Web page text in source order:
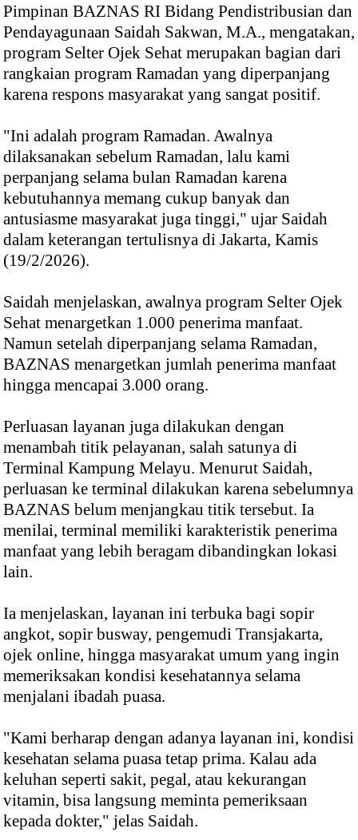
Pimpinan BAZNAS RI Bidang Pendistribusian dan
Pendayagunaan Saidah Sakwan, M.A., mengatakan,
program Selter Ojek Sehat merupakan bagian dari
rangkaian program Ramadan yang diperpanjang
karena respons masyarakat yang sangat positif.
"Ini adalah program Ramadan. Awalnya
dilaksanakan sebelum Ramadan, lalu kami
perpanjang selama bulan Ramadan karena
kebutuhannya memang cukup banyak dan
antusiasme masyarakat juga tinggi," ujar Saidah
dalam keterangan tertulisnya di Jakarta, Kamis
(19/2/2026).
Saidah menjelaskan, awalnya program Selter Ojek
Sehat menargetkan 1.000 penerima manfaat.
Namun setelah diperpanjang selama Ramadan,
BAZNAS menargetkan jumlah penerima manfaat
hingga mencapai 3.000 orang.
Perluasan layanan juga dilakukan dengan
menambah titik pelayanan, salah satunya di
Terminal Kampung Melayu. Menurut Saidah,
perluasan ke terminal dilakukan karena sebelumnya
BAZNAS belum menjangkau titik tersebut. Ia
menilai, terminal memiliki karakteristik penerima
manfaat yang lebih beragam dibandingkan lokasi
lain.
Ia menjelaskan, layanan ini terbuka bagi sopir
angkot, sopir busway, pengemudi Transjakarta,
ojek online, hingga masyarakat umum yang ingin
memeriksakan kondisi kesehatannya selama
menjalani ibadah puasa.
"Kami berharap dengan adanya layanan ini, kondisi
kesehatan selama puasa tetap prima. Kalau ada
keluhan seperti sakit, pegal, atau kekurangan
vitamin, bisa langsung meminta pemeriksaan
kepada dokter," jelas Saidah.